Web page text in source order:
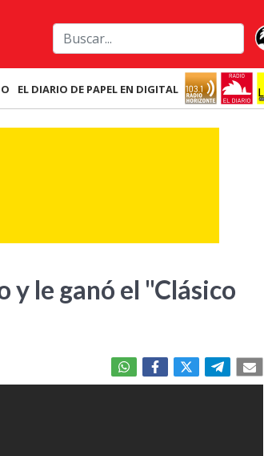
EL DIARIO DE PAPEL EN DIGITAL
le ganó el "Clásico